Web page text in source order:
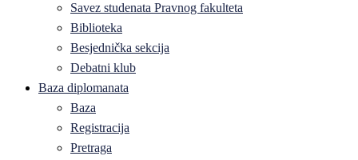
Savez studenata Pravnog fakulteta
Biblioteka
Besjednička sekcija
Debatni klub
Baza diplomanata
Baza
Registracija
Pretraga